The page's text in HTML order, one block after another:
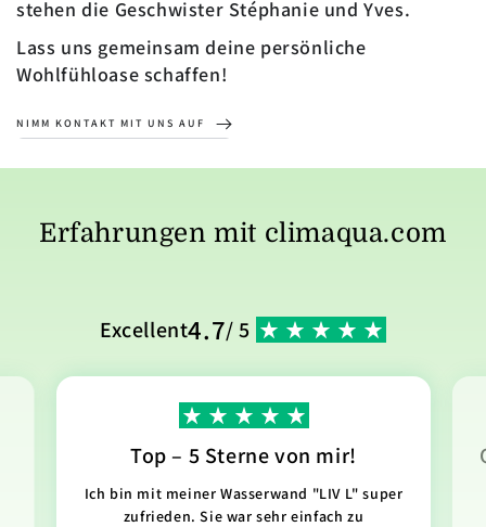
stehen die Geschwister Stéphanie und Yves.
Lass uns gemeinsam deine persönliche
Wohlfühloase schaffen!
NIMM KONTAKT MIT UNS AUF
Erfahrungen mit climaqua.com
Excellent4.7/ 5
Top – 5 Sterne von mir!
Ich bin mit meiner Wasserwand "LIV L" super
zufrieden. Sie war sehr einfach zu